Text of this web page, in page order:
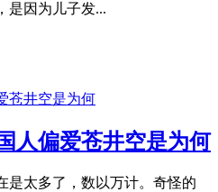
是因为儿子发...
人偏爱苍井空是为何
是太多了，数以万计。奇怪的